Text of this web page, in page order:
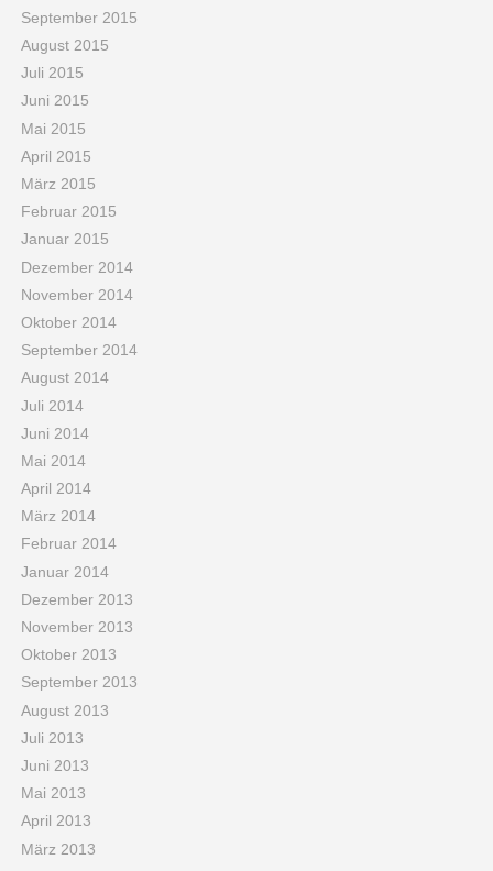
September 2015
August 2015
Juli 2015
Juni 2015
Mai 2015
April 2015
März 2015
Februar 2015
Januar 2015
Dezember 2014
November 2014
Oktober 2014
September 2014
August 2014
Juli 2014
Juni 2014
Mai 2014
April 2014
März 2014
Februar 2014
Januar 2014
Dezember 2013
November 2013
Oktober 2013
September 2013
August 2013
Juli 2013
Juni 2013
Mai 2013
April 2013
März 2013